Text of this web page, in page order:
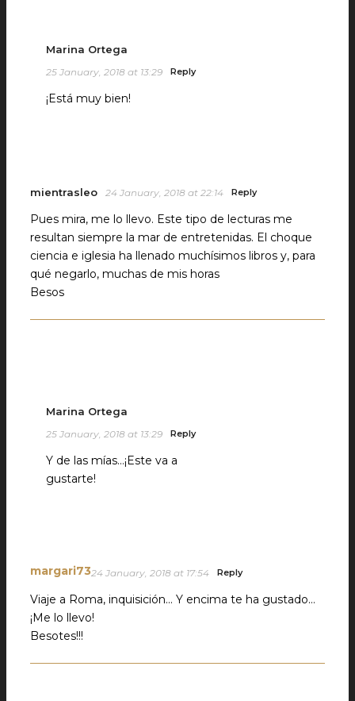
Marina Ortega
25 January, 2018 at 13:29 Reply
¡Está muy bien!
mientrasleo 24 January, 2018 at 22:14 Reply
Pues mira, me lo llevo. Este tipo de lecturas me
resultan siempre la mar de entretenidas. El choque
ciencia e iglesia ha llenado muchísimos libros y, para
qué negarlo, muchas de mis horas
Besos
Marina Ortega
25 January, 2018 at 13:29 Reply
Y de las mías…¡Este va a
gustarte!
margari7324 January, 2018 at 17:54 Reply
Viaje a Roma, inquisición… Y encima te ha gustado…
¡Me lo llevo!
Besotes!!!